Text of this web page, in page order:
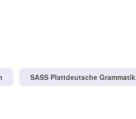
SASS Plattdeutsche Grammatik